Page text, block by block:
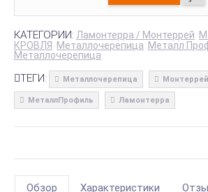
КАТЕГОРИИ: Ламонтерра / Монтеррей
КРОВЛЯ
Металлочерепица Металл
Металлочерепица
ТЕГИ: Металлочерепица Монтеррей
МеталлПрофиль Ламонтерра
Обзор Характеристики